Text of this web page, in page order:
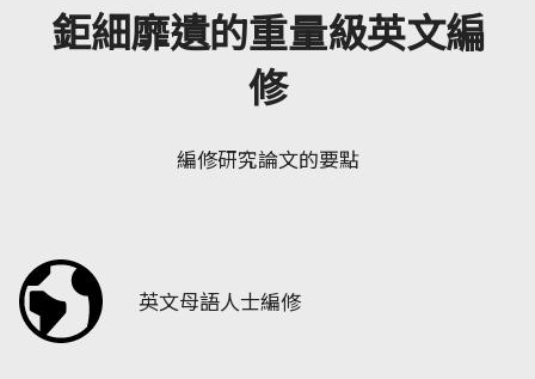
鉅細靡遺的重量級英文編
修
編修研究論文的要點
英文母語人士編修